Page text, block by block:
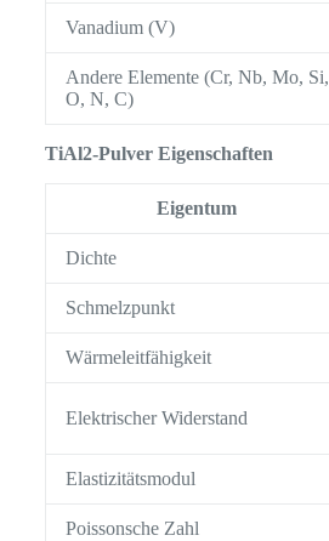
Vanadium (V)
Andere Elemente (Cr, Nb, Mo,
O, N, C)
TiAl2-Pulver Eigenschaften
Eigentum
Dichte
Schmelzpunkt
Wärmeleitfähigkeit
Elektrischer Widerstand
Elastizitätsmodul
Poissonsche Zahl